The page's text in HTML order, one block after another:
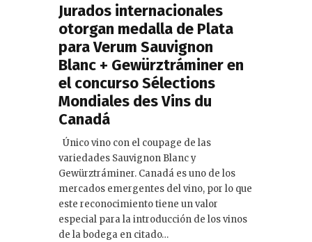
Jurados internacionales
otorgan medalla de Plata
para Verum Sauvignon
Blanc + Gewürztráminer en
el concurso Sélections
Mondiales des Vins du
Canadá
Único vino con el coupage de las
variedades Sauvignon Blanc y
Gewürztráminer. Canadá es uno de los
mercados emergentes del vino, por lo que
este reconocimiento tiene un valor
especial para la introducción de los vinos
de la bodega en citado…